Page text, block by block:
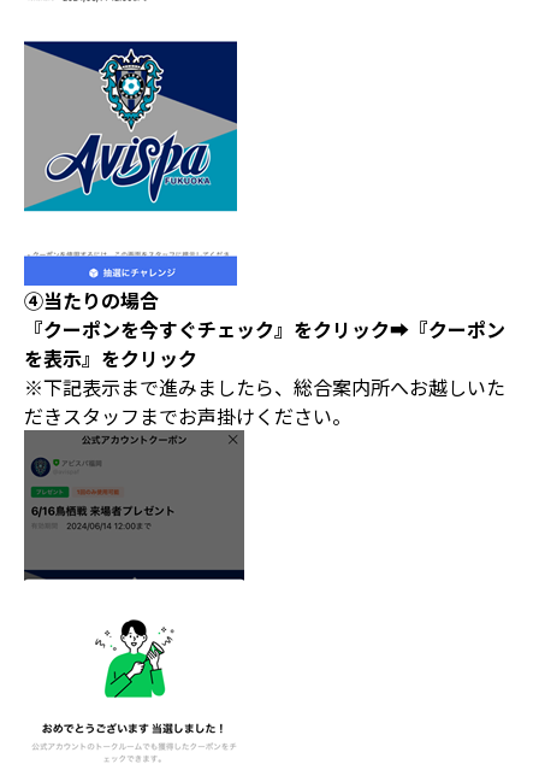
④当たりの場合
『クーポンを今すぐチェック』をクリック➡『クーポン
を表示』をクリック
※下記表示まで進みましたら、総合案内所へお越しいた
だきスタッフまでお声掛けください。